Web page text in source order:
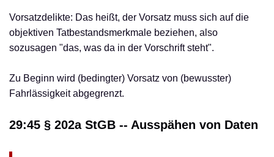
Vorsatzdelikte: Das heißt, der Vorsatz muss sich auf die
objektiven Tatbestandsmerkmale beziehen, also
sozusagen "das, was da in der Vorschrift steht".
Zu Beginn wird (bedingter) Vorsatz von (bewusster)
Fahrlässigkeit abgegrenzt.
29:45 § 202a StGB -- Ausspähen von Daten